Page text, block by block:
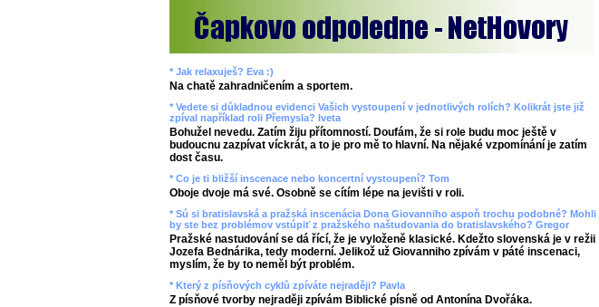
* Jak relaxuješ? Eva :)
Na chatě zahradničením a sportem.
* Vedete si důkladnou evidenci Vašich vystoupení v jednotlivých rolích? Kolikrát jste již
zpíval například roli Přemysla? Iveta
Bohužel nevedu. Zatím žiju přítomností. Doufám, že si role budu moc ještě v
budoucnu zazpívat víckrát, a to je pro mě to hlavní. Na nějaké vzpomínání je zatím
dost času.
* Co je ti bližší inscenace nebo koncertní vystoupení? Tom
Oboje dvoje má své. Osobně se cítím lépe na jevišti v roli.
* Sú si bratislavská a pražská inscenácia Dona Giovanniho aspoň trochu podobné? Mohli
by ste bez problémov vstúpiť z pražského naštudovania do bratislavského? Gregor
Pražské nastudování se dá řící, že je vyloženě klasické. Kdežto slovenská je v režii
Jozefa Bednárika, tedy moderní. Jelikož už Giovanniho zpívám v páté inscenaci,
myslím, že by to neměl být problém.
* Který z písňových cyklů zpíváte nejraději? Pavla
Z písňové tvorby nejraději zpívám Biblické písně od Antonína Dvořáka.